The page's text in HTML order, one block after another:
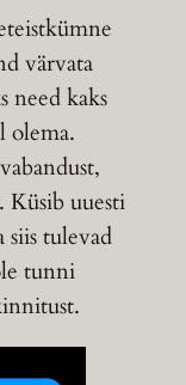
värvata
need kaks
olema.
Küsib uuesti
tulevad
tunni